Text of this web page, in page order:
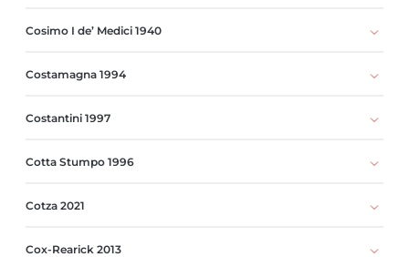
Cosimo I de’ Medici 1940
Costamagna 1994
Costantini 1997
Cotta Stumpo 1996
Cotza 2021
Cox-Rearick 2013